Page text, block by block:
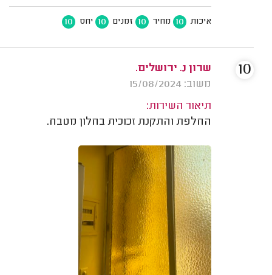
איכות 10 מחיר 10 זמנים 10 יחס 10
שרון נ. ירושלים.
משוב: 15/08/2024
תיאור השירות:
החלפת והתקנת זכוכית בחלון מטבח.
10